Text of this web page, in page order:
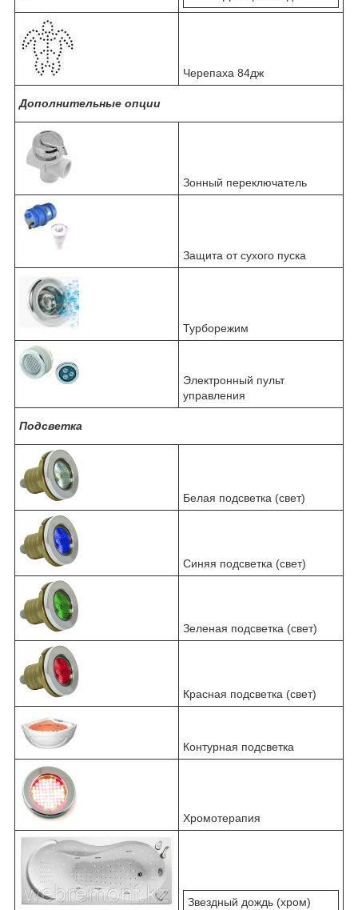
Черепаха 84дж
Дополнительные опции
Зонный переключатель
Защита от сухого пуска
Турборежим
Электронный пульт
управления
Подсветка
Белая подсветка (свет)
Синяя подсветка (свет)
Зеленая подсветка (свет)
Красная подсветка (свет)
Контурная подсветка
Хромотерапия
Звездный дождь (хром)